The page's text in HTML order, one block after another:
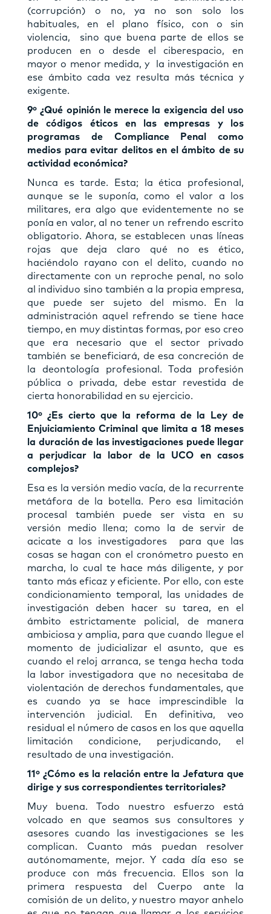
(corrupción) o no, ya no son solo los
habituales, en el plano físico, con o sin
violencia, sino que buena parte de ellos se
producen en o desde el ciberespacio, en
mayor o menor medida, y la investigación en
ese ámbito cada vez resulta más técnica y
exigente.
9º ¿Qué opinión le merece la exigencia del uso
de códigos éticos en las empresas y los
programas de Compliance Penal como
medios para evitar delitos en el ámbito de su
actividad económica?
Nunca es tarde. Esta; la ética profesional,
aunque se le suponía, como el valor a los
militares, era algo que evidentemente no se
ponía en valor, al no tener un refrendo escrito
obligatorio. Ahora, se establecen unas líneas
rojas que deja claro qué no es ético,
haciéndolo rayano con el delito, cuando no
directamente con un reproche penal, no solo
al individuo sino también a la propia empresa,
que puede ser sujeto del mismo. En la
administración aquel refrendo se tiene hace
tiempo, en muy distintas formas, por eso creo
que era necesario que el sector privado
también se beneficiará, de esa concreción de
la deontología profesional. Toda profesión
pública o privada, debe estar revestida de
cierta honorabilidad en su ejercicio.
10º ¿Es cierto que la reforma de la Ley de
Enjuiciamiento Criminal que limita a 18 meses
la duración de las investigaciones puede llegar
a perjudicar la labor de la UCO en casos
complejos?
Esa es la versión medio vacía, de la recurrente
metáfora de la botella. Pero esa limitación
procesal también puede ser vista en su
versión medio llena; como la de servir de
acicate a los investigadores para que las
cosas se hagan con el cronómetro puesto en
marcha, lo cual te hace más diligente, y por
tanto más eficaz y eficiente. Por ello, con este
condicionamiento temporal, las unidades de
investigación deben hacer su tarea, en el
ámbito estrictamente policial, de manera
ambiciosa y amplia, para que cuando llegue el
momento de judicializar el asunto, que es
cuando el reloj arranca, se tenga hecha toda
la labor investigadora que no necesitaba de
violentación de derechos fundamentales, que
es cuando ya se hace imprescindible la
intervención judicial. En definitiva, veo
residual el número de casos en los que aquella
limitación condicione, perjudicando, el
resultado de una investigación.
11º ¿Cómo es la relación entre la Jefatura que
dirige y sus correspondientes territoriales?
Muy buena. Todo nuestro esfuerzo está
volcado en que seamos sus consultores y
asesores cuando las investigaciones se les
complican. Cuanto más puedan resolver
autónomamente, mejor. Y cada día eso se
produce con más frecuencia. Ellos son la
primera respuesta del Cuerpo ante la
comisión de un delito, y nuestro mayor anhelo